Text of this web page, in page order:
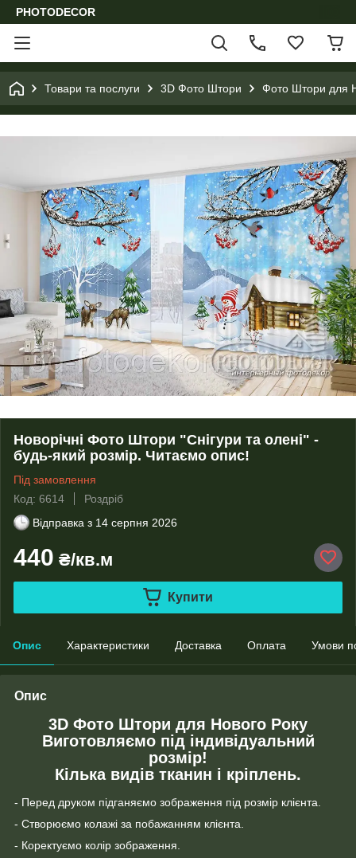
PHOTODECOR
Товари та послуги 3D Фото Штори Фото Штори для
Новорічні Фото Штори "Снігури та олені" -
будь-який розмір. Читаємо опис!
Під замовлення
Код: 6614
Роздріб
Відправка з 14 серпня 2026
440 ₴/кв.м
Купити
Опис Характеристики Доставка Оплата Умови
Опис
3D Фото Штори для Нового Року
Виготовляємо під індивідуальний
розмір!
Кілька видів тканин і кріплень.
- Перед друком підганяємо зображення під розмір клієнта.
- Створюємо колажі за побажанням клієнта.
- Коректуємо колір зображення.